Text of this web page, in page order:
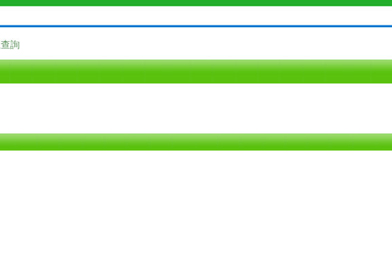
詢